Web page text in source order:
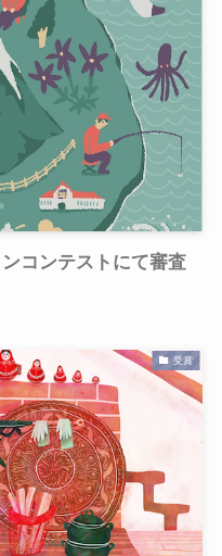
コンテストにて審査
受賞